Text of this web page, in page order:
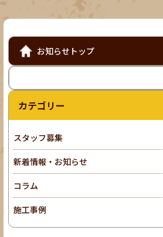
お知らせトップ
カテゴリー
スタッフ募集
新着情報・お知らせ
コラム
施工事例